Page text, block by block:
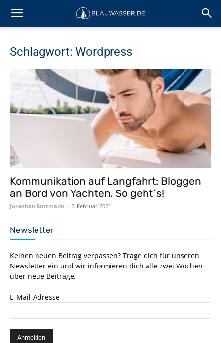
Schlagwort: Wordpress
Kommunikation auf Langfahrt: Bloggen
an Bord von Yachten. So geht`s!
Jonathan Buttmann - 2. Februar 2021
Newsletter
Keinen neuen Beitrag verpassen? Trage dich für unseren
Newsletter ein und wir informieren dich alle zwei Wochen
über neue Beiträge.
E-Mail-Adresse